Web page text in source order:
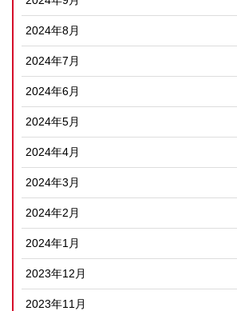
2024年8月
2024年7月
2024年6月
2024年5月
2024年4月
2024年3月
2024年2月
2024年1月
2023年12月
2023年11月